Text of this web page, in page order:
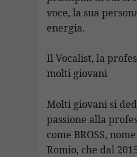
voce, la sua
energia.
Il Vocalist, la
molti giovani
Molti giovani si
passione alla
come BROSS,
Romio, che dal